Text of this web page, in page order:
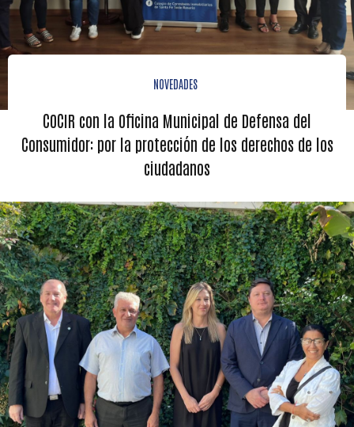
NOVEDADES
COCIR con la Oficina Municipal de Defensa del
Consumidor: por la protección de los derechos de los
ciudadanos